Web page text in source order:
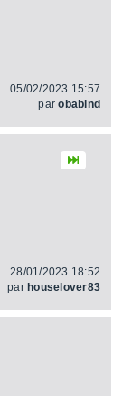
05/02/2023 15:57
parobabind
28/01/2023 18:52
par houselover83